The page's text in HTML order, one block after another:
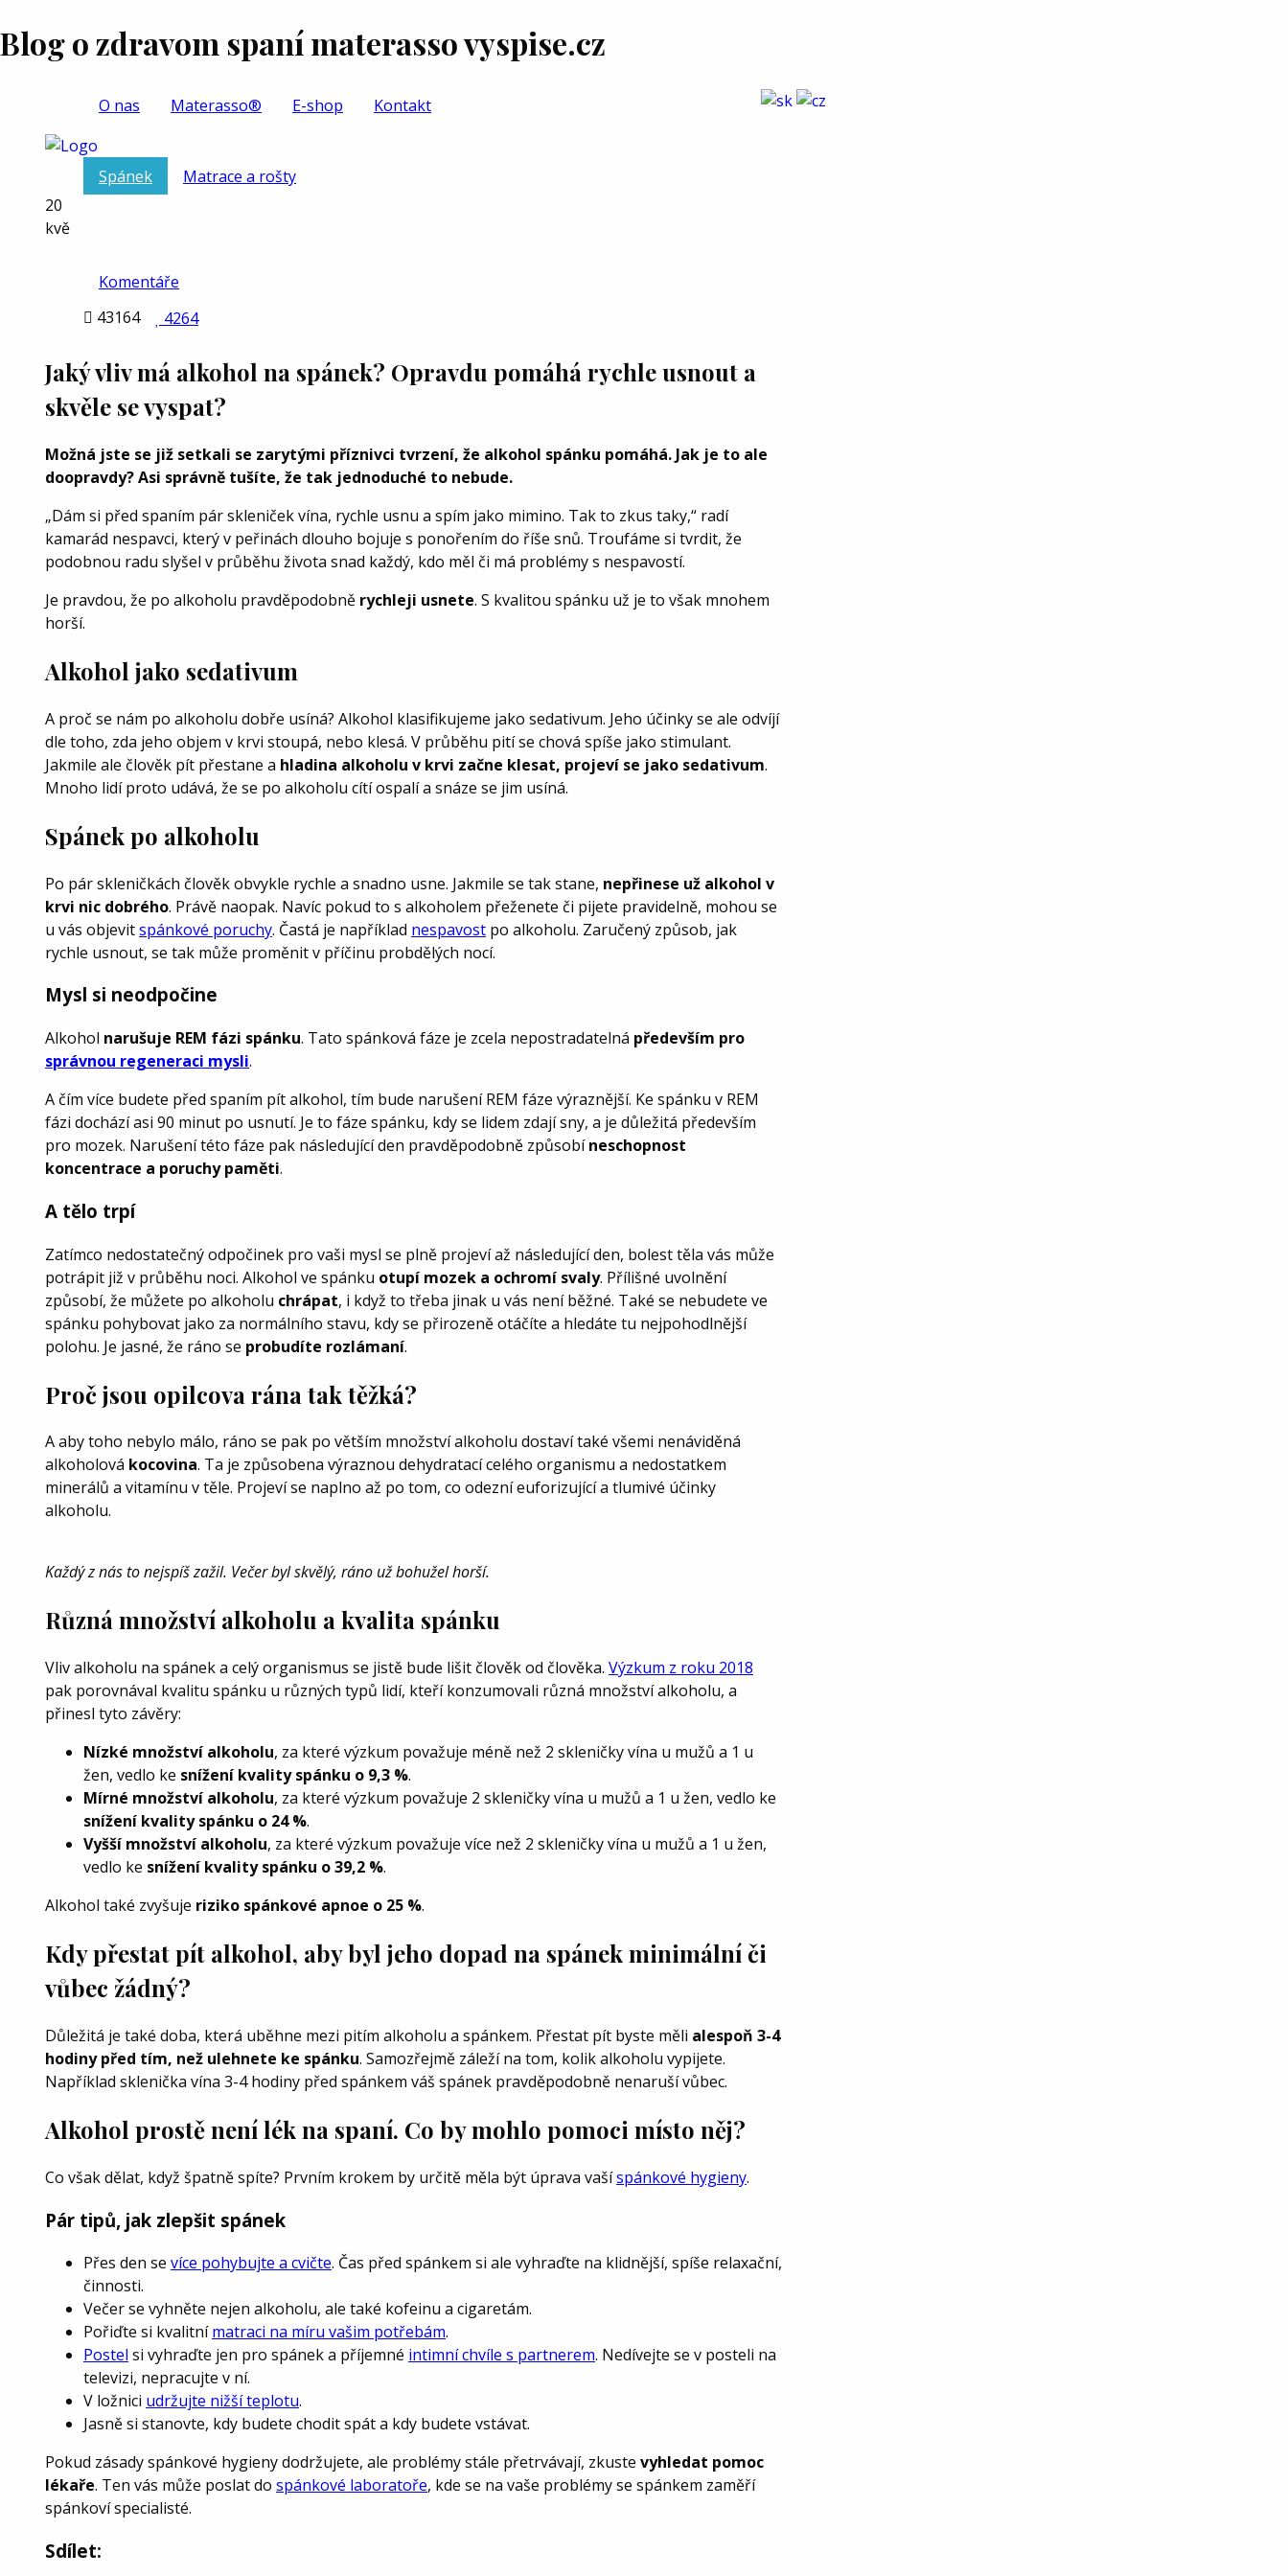
Blog o zdravom spaní materasso vyspise.cz
O nas Materasso® E-shop Kontakt
Spánek
Matrace a rošty
20
kvě
Komentáře
 43164 4264
Jaký vliv má alkohol na spánek? Opravdu pomáhá rychle usnout a
skvěle se vyspat?
Možná jste se již setkali se zarytými příznivci tvrzení, že alkohol spánku pomáhá. Jak je to ale
doopravdy? Asi správně tušíte, že tak jednoduché to nebude.
„Dám si před spaním pár skleniček vína, rychle usnu a spím jako mimino. Tak to zkus taky,“ radí
kamarád nespavci, který v peřinách dlouho bojuje s ponořením do říše snů. Troufáme si tvrdit, že
podobnou radu slyšel v průběhu života snad každý, kdo měl či má problémy s nespavostí.
Je pravdou, že po alkoholu pravděpodobně rychleji usnete. S kvalitou spánku už je to však mnohem
horší.
Alkohol jako sedativum
A proč se nám po alkoholu dobře usíná? Alkohol klasifikujeme jako sedativum. Jeho účinky se ale odvíjí
dle toho, zda jeho objem v krvi stoupá, nebo klesá. V průběhu pití se chová spíše jako stimulant.
Jakmile ale člověk pít přestane a hladina alkoholu v krvi začne klesat, projeví se jako sedativum.
Mnoho lidí proto udává, že se po alkoholu cítí ospalí a snáze se jim usíná.
Spánek po alkoholu
Po pár skleničkách člověk obvykle rychle a snadno usne. Jakmile se tak stane, nepřinese už alkohol v
krvi nic dobrého. Právě naopak. Navíc pokud to s alkoholem přeženete či pijete pravidelně, mohou se
u vás objevitspánkové poruchy. Častá je například nespavost po alkoholu. Zaručený způsob, jak
rychle usnout, se tak může proměnit v příčinu probdělých nocí.
Mysl si neodpočine
Alkohol narušuje REM fázi spánku. Tato spánková fáze je zcela nepostradatelná především pro
správnou regeneraci mysli.
A čím více budete před spaním pít alkohol, tím bude narušení REM fáze výraznější. Ke spánku v REM
fázi dochází asi 90 minut po usnutí. Je to fáze spánku, kdy se lidem zdají sny, a je důležitá především
pro mozek. Narušení této fáze pak následující den pravděpodobně způsobíneschopnost
koncentrace a poruchy paměti.
A tělo trpí
Zatímco nedostatečný odpočinek pro vaši mysl se plně projeví až následující den, bolest těla vás může
potrápit již v průběhu noci. Alkohol ve spánku otupí mozek a ochromí svaly. Přílišné uvolnění
způsobí, že můžete po alkoholu chrápat, i když to třeba jinak u vás není běžné. Také se nebudete ve
spánku pohybovat jako za normálního stavu, kdy se přirozeně otáčíte a hledáte tu nejpohodlnější
polohu. Je jasné, že ráno se probudíte rozlámaní.
Proč jsou opilcova rána tak těžká?
A aby toho nebylo málo, ráno se pak po větším množství alkoholu dostaví také všemi nenáviděná
alkoholová kocovina. Ta je způsobena výraznou dehydratací celého organismu a nedostatkem
minerálů a vitamínu v těle. Projeví se naplno až po tom, co odezní euforizující a tlumivé účinky
alkoholu.
Každý z nás to nejspíš zažil. Večer byl skvělý, ráno už bohužel horší.
Různá množství alkoholu a kvalita spánku
Vliv alkoholu na spánek a celý organismus se jistě bude lišit člověk od člověka. Výzkum z roku 2018
pak porovnával kvalitu spánku u různých typů lidí, kteří konzumovali různá množství alkoholu, a
přinesl tyto závěry:
Nízké množství alkoholu, za které výzkum považuje méně než 2 skleničky vína u mužů a 1 u
žen, vedlo ke snížení kvality spánku o 9,3 %.
Mírné množství alkoholu, za které výzkum považuje 2 skleničky vína u mužů a 1 u žen, vedlo ke
snížení kvality spánku o 24 %.
Vyšší množství alkoholu, za které výzkum považuje více než 2 skleničky vína u mužů a 1 u žen,
vedlo ke snížení kvality spánku o 39,2 %.
Alkohol také zvyšuje riziko spánkové apnoe o 25 %.
Kdy přestat pít alkohol, aby byl jeho dopad na spánek minimální či
vůbec žádný?
Důležitá je také doba, která uběhne mezi pitím alkoholu a spánkem. Přestat pít byste měli alespoň 3-4
hodiny před tím, než ulehnete ke spánku. Samozřejmě záleží na tom, kolik alkoholu vypijete.
Například sklenička vína 3-4 hodiny před spánkem váš spánek pravděpodobně nenaruší vůbec.
Alkohol prostě není lék na spaní. Co by mohlo pomoci místo něj?
Co však dělat, když špatně spíte? Prvním krokem by určitě měla být úprava vašíspánkové hygieny.
Pár tipů, jak zlepšit spánek
Přes den se více pohybujte a cvičte. Čas před spánkem si ale vyhraďte na klidnější, spíše relaxační,
činnosti.
Večer se vyhněte nejen alkoholu, ale také kofeinu a cigaretám.
Pořiďte si kvalitnímatraci na míru vašim potřebám.
Postel si vyhraďte jen pro spánek a příjemné intimní chvíle s partnerem. Nedívejte se v posteli na
televizi, nepracujte v ní.
V ložnici udržujte nižší teplotu.
Jasně si stanovte, kdy budete chodit spát a kdy budete vstávat.
Pokud zásady spánkové hygieny dodržujete, ale problémy stále přetrvávají, zkuste vyhledat pomoc
lékaře. Ten vás může poslat do spánkové laboratoře, kde se na vaše problémy se spánkem zaměří
spánkoví specialisté.
Sdílet: